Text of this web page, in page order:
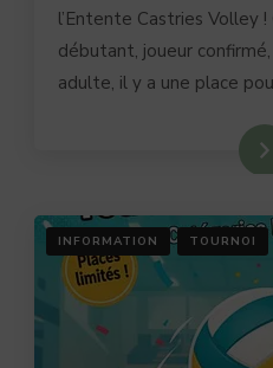
l’Entente Castries Volley
débutant, joueur
adulte, il y a une place
Lire plus
INFORMATION TOURNOI